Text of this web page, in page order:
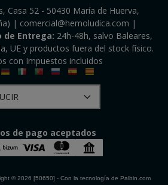
Casa 52 - 50430 María de Huerva,
| comercial@hemoludica.com |
de Entrega: 24h-48h, salvo Baleares,
UE y productos fuera del stock físico.
con Impuestos incluidos
de pago aceptados
© 2026 [50650] - Con la tecnología de Palbin.com